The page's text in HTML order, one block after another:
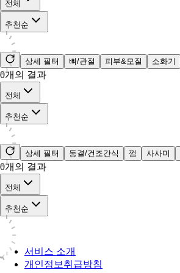
전체
추천순
상세 필터 뼈/관절 피부&모질 소화기
0개의 결과
전체
추천순
상세 필터 동결/건조간식 껌 사사미
0개의 결과
전체
추천순
서비스 소개
개인정보취급방침